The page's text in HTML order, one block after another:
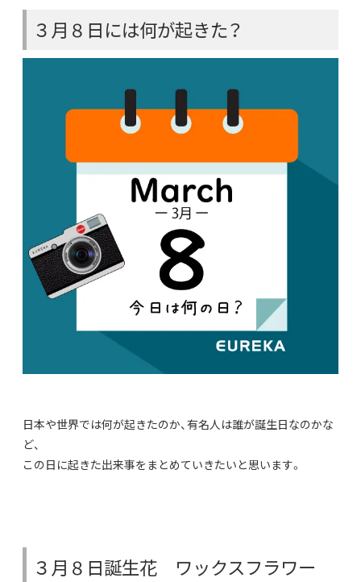
３月８日には何が起きた？
日本や世界では何が起きたのか、有名人は誰が誕生日なのかな
ど、
この日に起きた出来事をまとめていきたいと思います。
３月８日誕生花 ワックスフラワー